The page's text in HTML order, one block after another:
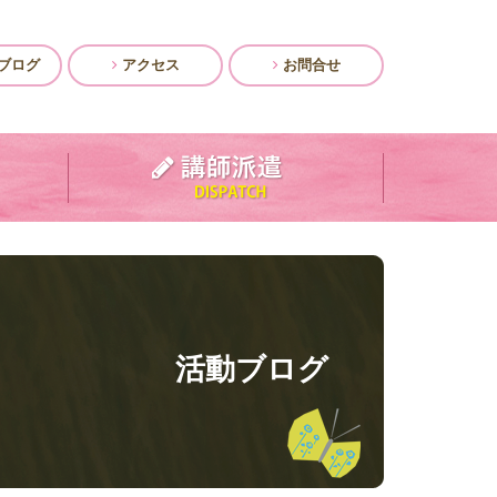
ログ アクセス お問合せ
活動ブログ